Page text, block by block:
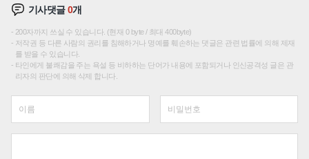
기사댓글0개
200자까지 쓰실 수 있습니다. (현재 0 byte / 최대 400byte)
저작권 등 다른 사람의 권리를 침해하거나 명예를 훼손하는 댓글은 관련 법률에 의해 제재
를 받을 수 있습니다.
타인에게 불쾌감을 주는 욕설 등 비하하는 단어가 내용에 포함되거나 인신공격성 글은 관
리자의 판단에 의해 삭제 합니다.